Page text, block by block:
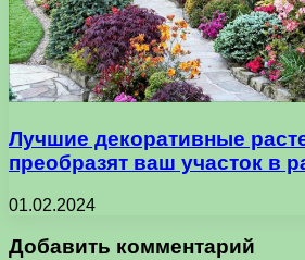
Лучшие декоративные
преобразят ваш участок в
01.02.2024
Добавить комментарий